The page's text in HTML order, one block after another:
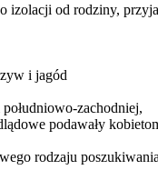
od rodziny,
i jagód
zachodniej,
podawały
rodzaju